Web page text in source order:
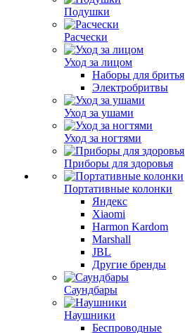
Подушки
Расчески
Уход за лицом
Наборы для бритья
Электробритвы
Уход за ушами
Уход за ногтями
Приборы для здоровья
Портативные колонки
Яндекс
Xiaomi
Harmon Kardom
Marshall
JBL
Другие бренды
Саундбары
Наушники
Беспроводные